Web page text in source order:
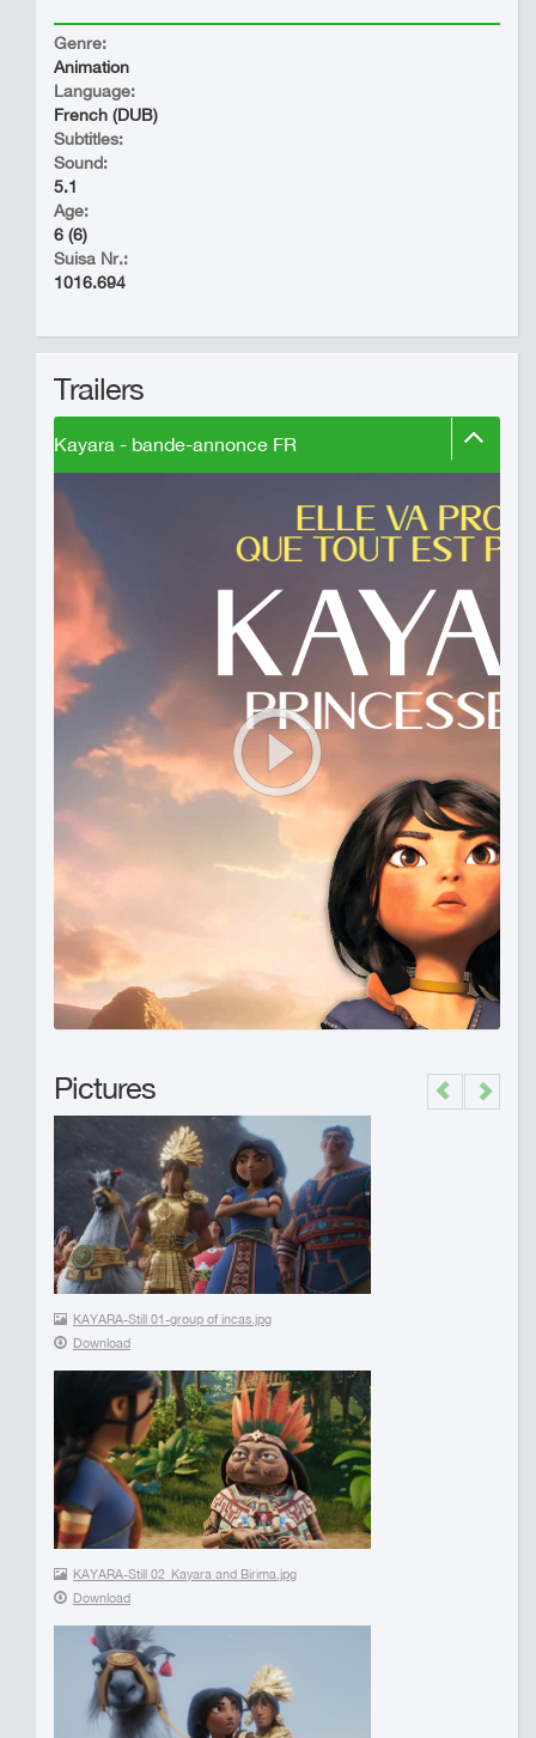
Genre:
Animation
Language:
French (DUB)
Subtitles:
Sound:
5.1
Age:
6 (6)
Suisa Nr.:
1016.694
Trailers
Kayara - bande-annonce FR
Pictures
KAYARA-Still 01-group of incas.jpg
Download
KAYARA-Still 02_Kayara and Birima.jpg
Download
Previous
Next